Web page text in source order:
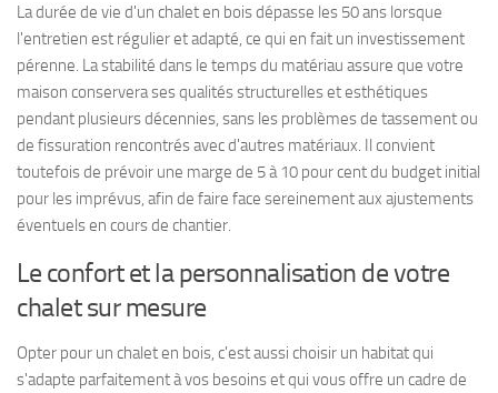
La durée de vie d'un chalet en bois dépasse les 50 ans lorsque
l'entretien est régulier et adapté, ce qui en fait un investissement
pérenne. La stabilité dans le temps du matériau assure que votre
maison conservera ses qualités structurelles et esthétiques
pendant plusieurs décennies, sans les problèmes de tassement ou
de fissuration rencontrés avec d'autres matériaux. Il convient
toutefois de prévoir une marge de 5 à 10 pour cent du budget initial
pour les imprévus, afin de faire face sereinement aux ajustements
éventuels en cours de chantier.
Le confort et la personnalisation de votre
chalet sur mesure
Opter pour un chalet en bois, c'est aussi choisir un habitat qui
s'adapte parfaitement à vos besoins et qui vous offre un cadre de